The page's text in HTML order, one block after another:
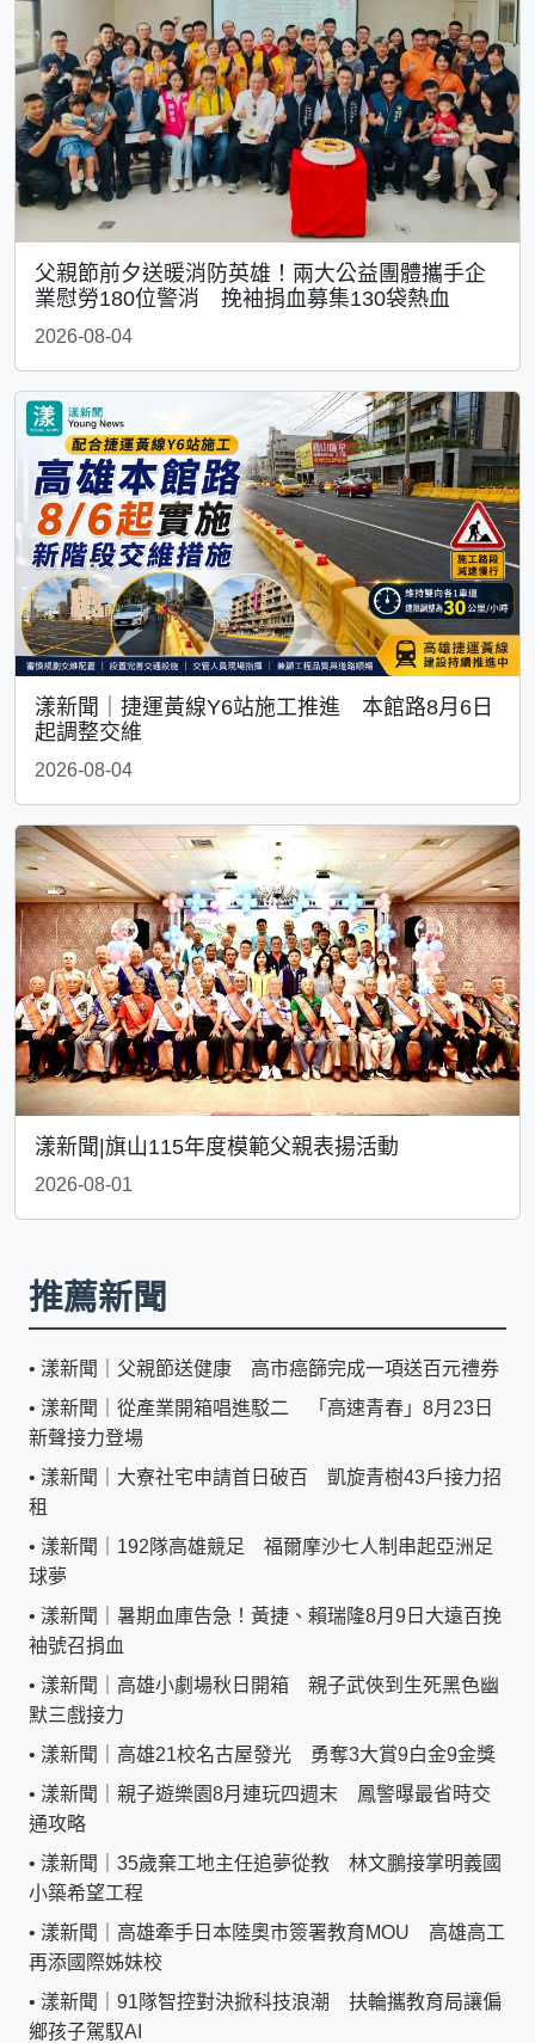
父親節前夕送暖消防英雄！兩大公益團體攜手企
業慰勞180位警消 挽袖捐血募集130袋熱血
2026-08-04
漾新聞｜捷運黃線Y6站施工推進 本館路8月6日
起調整交維
2026-08-04
漾新聞|旗山115年度模範父親表揚活動
2026-08-01
推薦新聞
• 漾新聞｜父親節送健康 高市癌篩完成一項送百元禮券
• 漾新聞｜從產業開箱唱進駁二 「高速青春」8月23日
新聲接力登場
• 漾新聞｜大寮社宅申請首日破百 凱旋青樹43戶接力招
租
• 漾新聞｜192隊高雄競足 福爾摩沙七人制串起亞洲足
球夢
• 漾新聞｜暑期血庫告急！黃捷、賴瑞隆8月9日大遠百挽
袖號召捐血
• 漾新聞｜高雄小劇場秋日開箱 親子武俠到生死黑色幽
默三戲接力
• 漾新聞｜高雄21校名古屋發光 勇奪3大賞9白金9金獎
• 漾新聞｜親子遊樂園8月連玩四週末 鳳警曝最省時交
通攻略
• 漾新聞｜35歲棄工地主任追夢從教 林文鵬接掌明義國
小築希望工程
• 漾新聞｜高雄牽手日本陸奧市簽署教育MOU 高雄高工
再添國際姊妹校
• 漾新聞｜91隊智控對決掀科技浪潮 扶輪攜教育局讓偏
鄉孩子駕馭AI